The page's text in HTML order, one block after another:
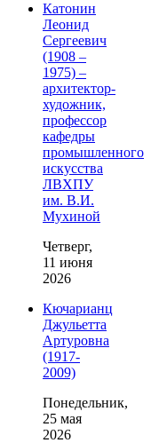
Катонин
Леонид
Сергеевич
(1908 –
1975) –
архитектор-
художник,
профессор
кафедры
промышленного
искусства
ЛВХПУ
им. В.И.
Мухиной
Четверг,
11 июня
2026
Кючарианц
Джульетта
Артуровна
(1917-
2009)
Понедельник,
25 мая
2026